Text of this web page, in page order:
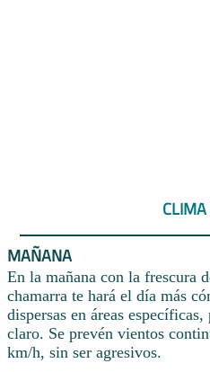
MAÑANA
En la mañana con la frescura
chamarra te hará el día más
dispersas en áreas
claro. Se prevén vientos
km/h, sin ser agresivos.